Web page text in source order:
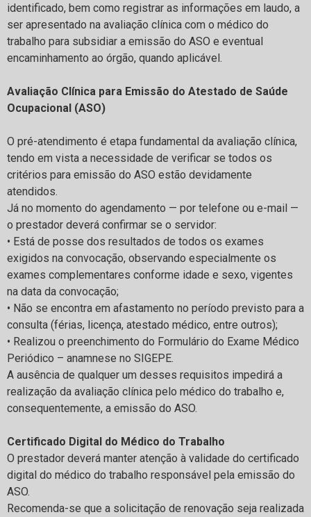
identificado, bem como registrar as informações em laudo, a
ser apresentado na avaliação clínica com o médico do
trabalho para subsidiar a emissão do ASO e eventual
encaminhamento ao órgão, quando aplicável.
Avaliação Clínica para Emissão do Atestado de Saúde
Ocupacional (ASO)
O pré-atendimento é etapa fundamental da avaliação clínica,
tendo em vista a necessidade de verificar se todos os
critérios para emissão do ASO estão devidamente
atendidos.
Já no momento do agendamento — por telefone ou e-mail —
o prestador deverá confirmar se o servidor:
• Está de posse dos resultados de todos os exames
exigidos na convocação, observando especialmente os
exames complementares conforme idade e sexo, vigentes
na data da convocação;
• Não se encontra em afastamento no período previsto para a
consulta (férias, licença, atestado médico, entre outros);
• Realizou o preenchimento do Formulário do Exame Médico
Periódico – anamnese no SIGEPE.
A ausência de qualquer um desses requisitos impedirá a
realização da avaliação clínica pelo médico do trabalho e,
consequentemente, a emissão do ASO.
Certificado Digital do Médico do Trabalho
O prestador deverá manter atenção à validade do certificado
digital do médico do trabalho responsável pela emissão do
ASO.
Recomenda-se que a solicitação de renovação seja realizada